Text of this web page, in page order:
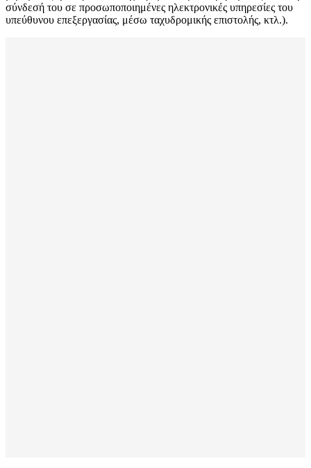
σύνδεσή του σε προσωποποιημένες ηλεκτρονικές υπηρεσίες του
υπεύθυνου επεξεργασίας, μέσω ταχυδρομικής επιστολής, κτλ.).